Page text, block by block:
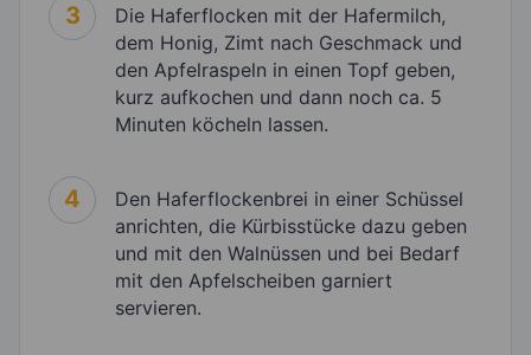
3
Die Haferflocken mit der Hafermilch,
dem Honig, Zimt nach Geschmack und
den Apfelraspeln in einen Topf geben,
kurz aufkochen und dann noch ca. 5
Minuten köcheln lassen.
4
Den Haferflockenbrei in einer Schüssel
anrichten, die Kürbisstücke dazu geben
und mit den Walnüssen und bei Bedarf
mit den Apfelscheiben garniert
servieren.